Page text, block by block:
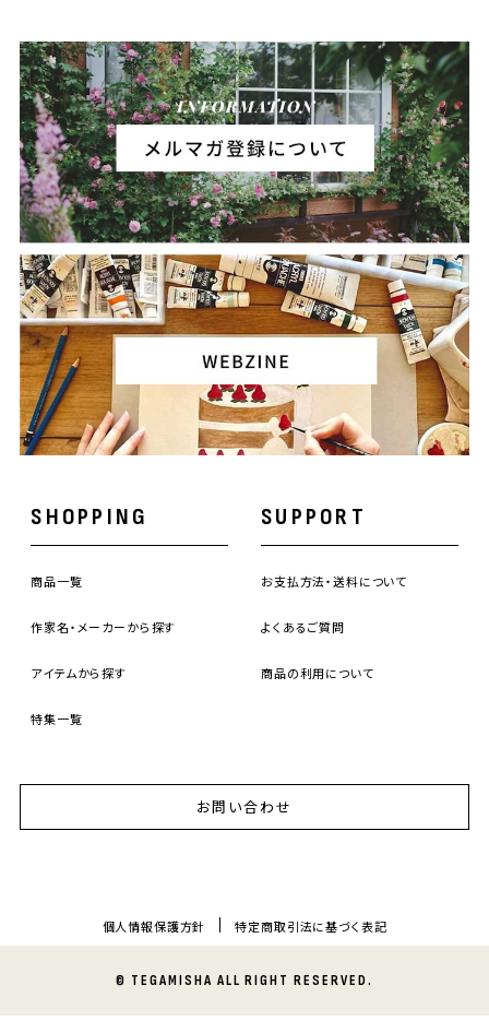
SHOPPING
商品一覧
作家名・メーカーから探す
アイテムから探す
特集一覧
SUPPORT
お支払方法・送料について
よくあるご質問
商品の利用について
お問い合わせ
個人情報保護方針 特定商取引法に基づく表記
© TEGAMISHA ALL RIGHT RESERVED.